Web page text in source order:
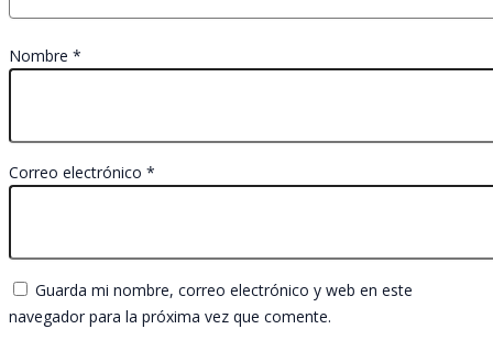
Nombre *
Correo electrónico *
Guarda mi nombre, correo electrónico y web en este
navegador para la próxima vez que comente.